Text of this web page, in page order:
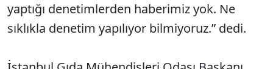
yaptığı denetimlerden haberimiz yok. Ne
sıklıkla denetim yapılıyor bilmiyoruz.” dedi.